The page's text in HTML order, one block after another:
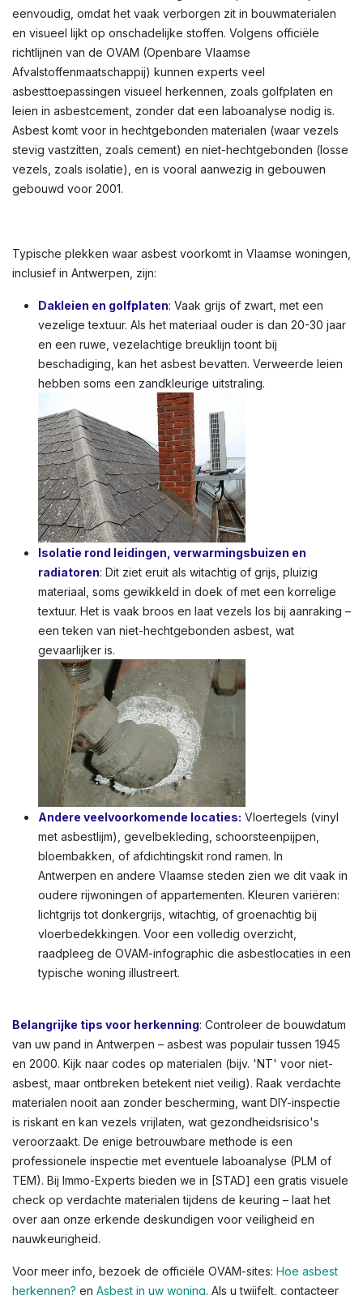
eenvoudig, omdat het vaak verborgen zit in bouwmaterialen
en visueel lijkt op onschadelijke stoffen. Volgens officiële
richtlijnen van de OVAM (Openbare Vlaamse
Afvalstoffenmaatschappij) kunnen experts veel
asbesttoepassingen visueel herkennen, zoals golfplaten en
leien in asbestcement, zonder dat een laboanalyse nodig is.
Asbest komt voor in hechtgebonden materialen (waar vezels
stevig vastzitten, zoals cement) en niet-hechtgebonden (losse
vezels, zoals isolatie), en is vooral aanwezig in gebouwen
gebouwd voor 2001.
Typische plekken waar asbest voorkomt in Vlaamse woningen,
inclusief in Antwerpen, zijn:
Dakleien en golfplaten: Vaak grijs of zwart, met een
vezelige textuur. Als het materiaal ouder is dan 20-30 jaar
en een ruwe, vezelachtige breuklijn toont bij
beschadiging, kan het asbest bevatten. Verweerde leien
hebben soms een zandkleurige uitstraling.
Isolatie rond leidingen, verwarmingsbuizen en
radiatoren: Dit ziet eruit als witachtig of grijs, pluizig
materiaal, soms gewikkeld in doek of met een korrelige
textuur. Het is vaak broos en laat vezels los bij aanraking –
een teken van niet-hechtgebonden asbest, wat
gevaarlijker is.
Andere veelvoorkomende locaties: Vloertegels (vinyl
met asbestlijm), gevelbekleding, schoorsteenpijpen,
bloembakken, of afdichtingskit rond ramen. In
Antwerpen en andere Vlaamse steden zien we dit vaak in
oudere rijwoningen of appartementen. Kleuren variëren:
lichtgrijs tot donkergrijs, witachtig, of groenachtig bij
vloerbedekkingen. Voor een volledig overzicht,
raadpleeg de OVAM-infographic die asbestlocaties in een
typische woning illustreert.
Belangrijke tips voor herkenning: Controleer de bouwdatum
van uw pand in Antwerpen – asbest was populair tussen 1945
en 2000. Kijk naar codes op materialen (bijv. 'NT' voor niet-
asbest, maar ontbreken betekent niet veilig). Raak verdachte
materialen nooit aan zonder bescherming, want DIY-inspectie
is riskant en kan vezels vrijlaten, wat gezondheidsrisico's
veroorzaakt. De enige betrouwbare methode is een
professionele inspectie met eventuele laboanalyse (PLM of
TEM). Bij Immo-Experts bieden we in [STAD] een gratis visuele
check op verdachte materialen tijdens de keuring – laat het
over aan onze erkende deskundigen voor veiligheid en
nauwkeurigheid.
Voor meer info, bezoek de officiële OVAM-sites: Hoe asbest
herkennen? en Asbest in uw woning. Als u twijfelt, contacteer